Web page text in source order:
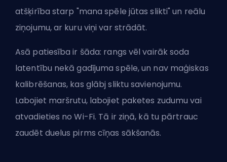
atšķirība starp "mana spēle jūtas slikti" un reālu
ziņojumu, ar kuru viņi var strādāt.
Asā patiesība ir šāda: rangs vēl vairāk soda
latentību nekā gadījuma spēle, un nav maģiskas
kalibrēšanas, kas glābj sliktu savienojumu.
Labojiet maršrutu, labojiet paketes zudumu vai
atvadieties no Wi-Fi. Tā ir ziņā, kā tu pārtrauc
zaudēt duelus pirms cīņas sākšanās.